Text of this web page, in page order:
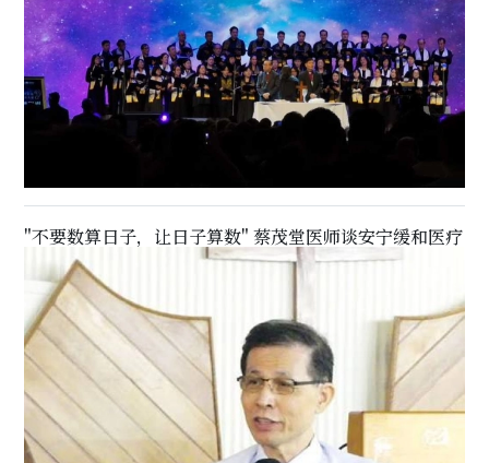
"不要数算日子，让日子算数" 蔡茂堂医师谈安宁缓和医疗